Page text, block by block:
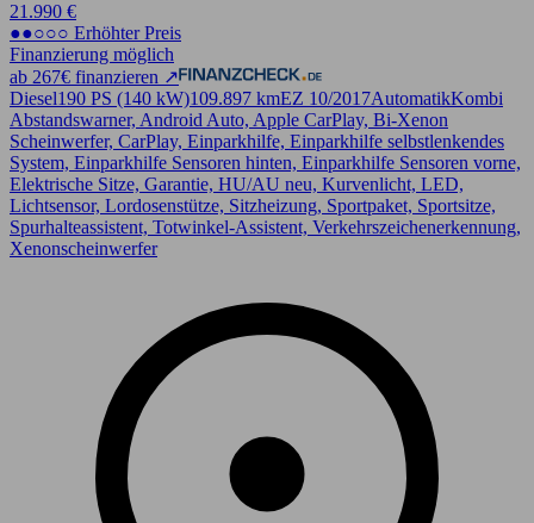
21.990 €
●●○○○ Erhöhter Preis
Finanzierung möglich
ab 267€ finanzieren ↗
Diesel190 PS (140 kW)109.897 kmEZ 10/2017AutomatikKombi
Abstandswarner, Android Auto, Apple CarPlay, Bi-Xenon
Scheinwerfer, CarPlay, Einparkhilfe, Einparkhilfe selbstlenkendes
System, Einparkhilfe Sensoren hinten, Einparkhilfe Sensoren vorne,
Elektrische Sitze, Garantie, HU/AU neu, Kurvenlicht, LED,
Lichtsensor, Lordosenstütze, Sitzheizung, Sportpaket, Sportsitze,
Spurhalteassistent, Totwinkel-Assistent, Verkehrszeichenerkennung,
Xenonscheinwerfer